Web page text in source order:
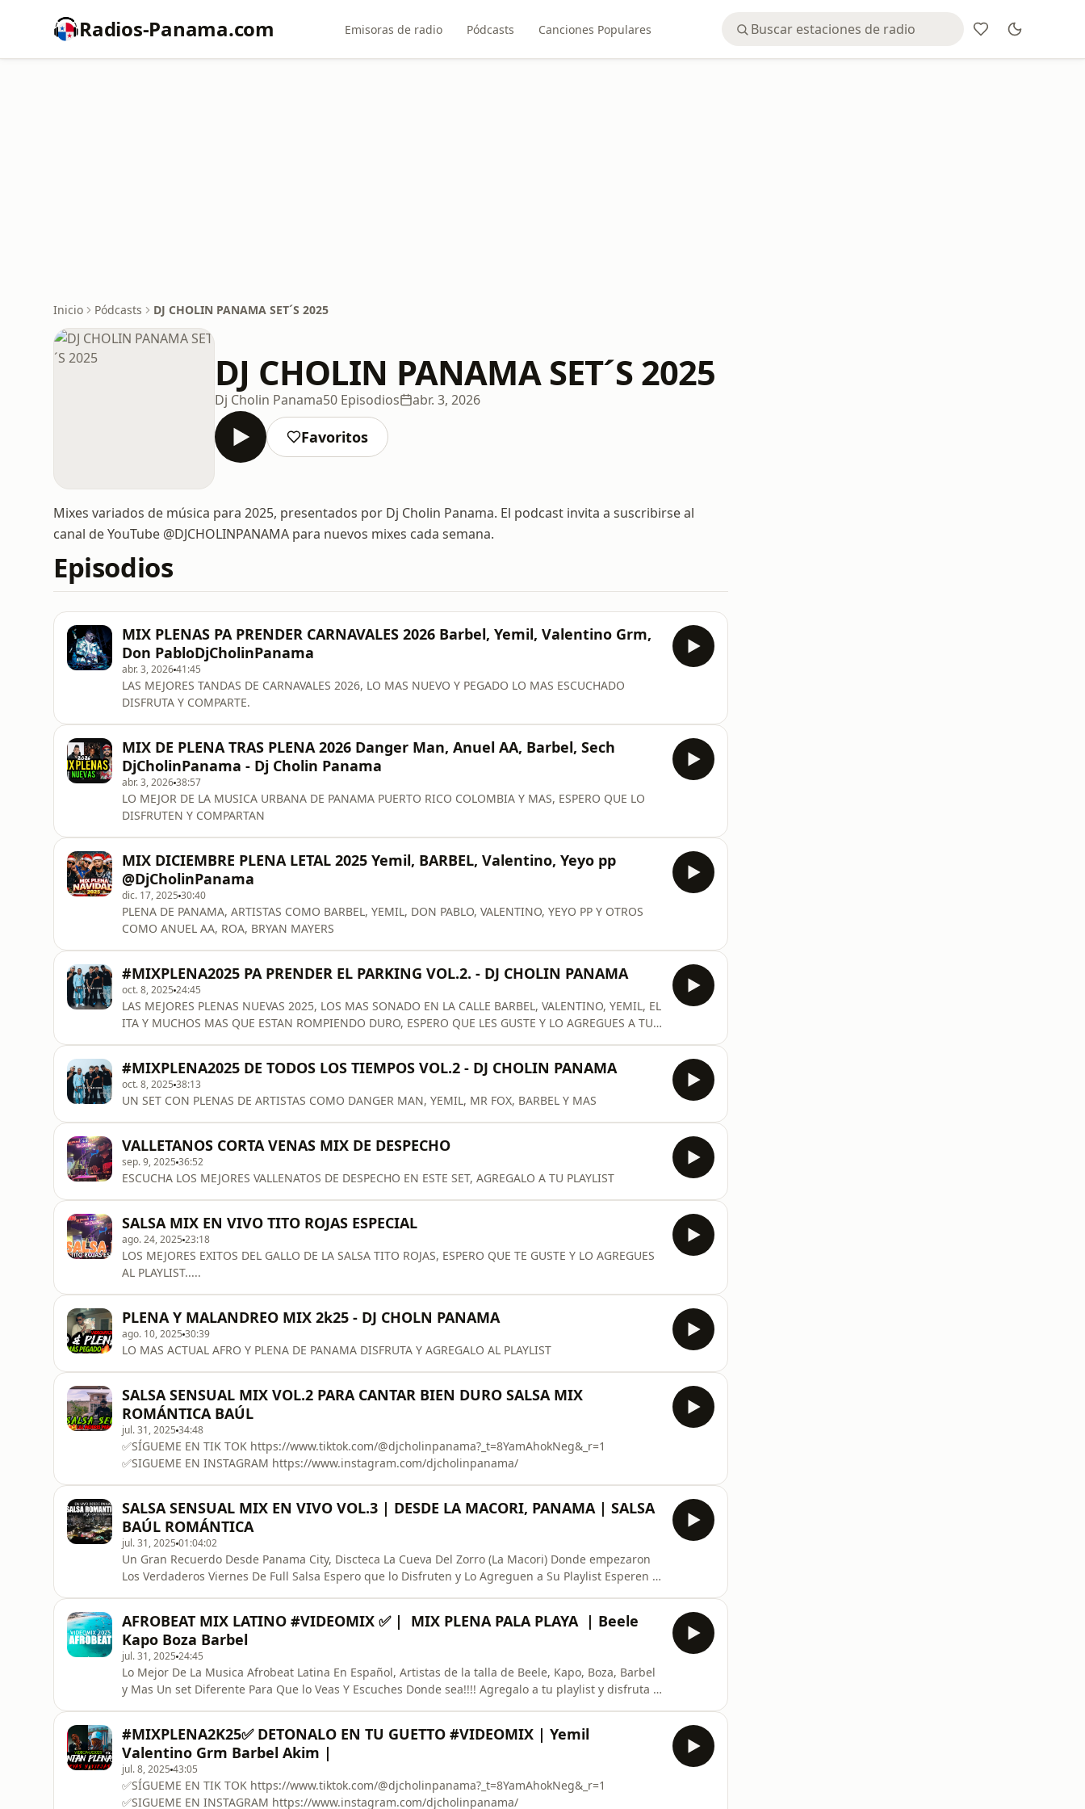
Radios-Panama.com Emisoras de radio Pódcasts Canciones Populares
Inicio Pódcasts DJ CHOLIN PANAMA SET´S 2025
DJ CHOLIN PANAMA SET´S 2025
Dj Cholin Panama50 Episodios abr. 3, 2026
Favoritos
Mixes variados de música para 2025, presentados por Dj Cholin Panama. El podcast invita a suscribirse al
canal de YouTube @DJCHOLINPANAMA para nuevos mixes cada semana.
Episodios
MIX PLENAS PA PRENDER CARNAVALES 2026 Barbel, Yemil, Valentino Grm,
Don PabloDjCholinPanama
abr. 3, 202641:45
LAS MEJORES TANDAS DE CARNAVALES 2026, LO MAS NUEVO Y PEGADO LO MAS ESCUCHADO
DISFRUTA Y COMPARTE.
MIX DE PLENA TRAS PLENA 2026 Danger Man, Anuel AA, Barbel, Sech
DjCholinPanama - Dj Cholin Panama
abr. 3, 202638:57
LO MEJOR DE LA MUSICA URBANA DE PANAMA PUERTO RICO COLOMBIA Y MAS, ESPERO QUE LO
DISFRUTEN Y COMPARTAN
MIX DICIEMBRE PLENA LETAL 2025 Yemil, BARBEL, Valentino, Yeyo pp
@DjCholinPanama
dic. 17, 2025 30:40
PLENA DE PANAMA, ARTISTAS COMO BARBEL, YEMIL, DON PABLO, VALENTINO, YEYO PP Y OTROS
COMO ANUEL AA, ROA, BRYAN MAYERS
#MIXPLENA2025 PA PRENDER EL PARKING VOL.2. - DJ CHOLIN PANAMA
oct. 8, 2025 24:45
LAS MEJORES PLENAS NUEVAS 2025, LOS MAS SONADO EN LA CALLE BARBEL, VALENTINO, YEMIL, EL
ITA Y MUCHOS MAS QUE ESTAN ROMPIENDO DURO, ESPERO QUE LES GUSTE Y LO AGREGUES A TU
#MIXPLENA2025 DE TODOS LOS TIEMPOS VOL.2 - DJ CHOLIN PANAMA
oct. 8, 2025 38:13
UN SET CON PLENAS DE ARTISTAS COMO DANGER MAN, YEMIL, MR FOX, BARBEL Y MAS
VALLETANOS CORTA VENAS MIX DE DESPECHO
sep. 9, 2025 36:52
ESCUCHA LOS MEJORES VALLENATOS DE DESPECHO EN ESTE SET, AGREGALO A TU PLAYLIST
SALSA MIX EN VIVO TITO ROJAS ESPECIAL
ago. 24, 2025 23:18
LOS MEJORES EXITOS DEL GALLO DE LA SALSA TITO ROJAS, ESPERO QUE TE GUSTE Y LO AGREGUES
AL PLAYLIST.....
PLENA Y MALANDREO MIX 2k25 - DJ CHOLN PANAMA
ago. 10, 2025 30:39
LO MAS ACTUAL AFRO Y PLENA DE PANAMA DISFRUTA Y AGREGALO AL PLAYLIST
SALSA SENSUAL MIX VOL.2 PARA CANTAR BIEN DURO SALSA MIX
ROMÁNTICA BAÚL
jul. 31, 2025 34:48
✅SÍGUEME EN TIK TOK https://www.tiktok.com/@djcholinpanama?_t=8YamAhokNeg&_r=1
✅SIGUEME EN INSTAGRAM https://www.instagram.com/djcholinpanama/
SALSA SENSUAL MIX EN VIVO VOL.3 | DESDE LA MACORI, PANAMA | SALSA
BAÚL ROMÁNTICA
jul. 31, 2025 01:04:02
Un Gran Recuerdo Desde Panama City, Discteca La Cueva Del Zorro (La Macori) Donde empezaron
Los Verdaderos Viernes De Full Salsa Espero que lo Disfruten y Lo Agreguen a Su Playlist Esperen el
AFROBEAT MIX LATINO #VIDEOMIX ✅ | ️ MIX PLENA PALA PLAYA ️ | Beele
Kapo Boza Barbel
jul. 31, 2025 24:45
Lo Mejor De La Musica Afrobeat Latina En Español, Artistas de la talla de Beele, Kapo, Boza, Barbel
y Mas Un set Diferente Para Que lo Veas Y Escuches Donde sea!!!! Agregalo a tu playlist y disfruta el
#MIXPLENA2K25✅ DETONALO EN TU GUETTO #VIDEOMIX | Yemil
Valentino Grm Barbel Akim |
jul. 8, 2025 43:05
✅SÍGUEME EN TIK TOK https://www.tiktok.com/@djcholinpanama?_t=8YamAhokNeg&_r=1
✅SIGUEME EN INSTAGRAM https://www.instagram.com/djcholinpanama/